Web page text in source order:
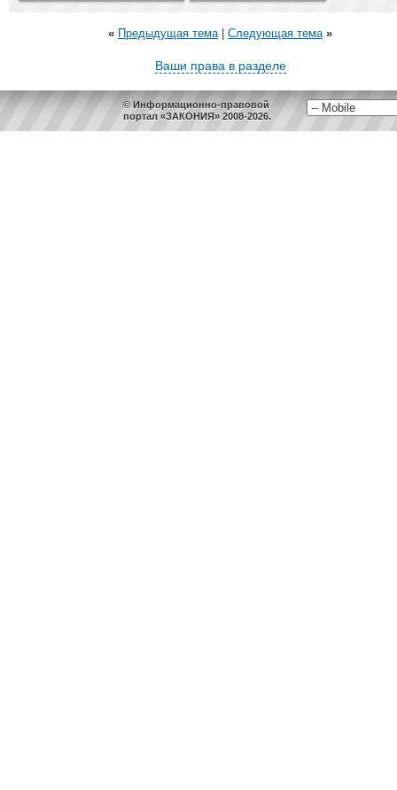
« Предыдущая тема| Следующая тема »
Ваши права в разделе
© Информационно-правовой
портал «ЗАКОНИЯ» 2008-2026.